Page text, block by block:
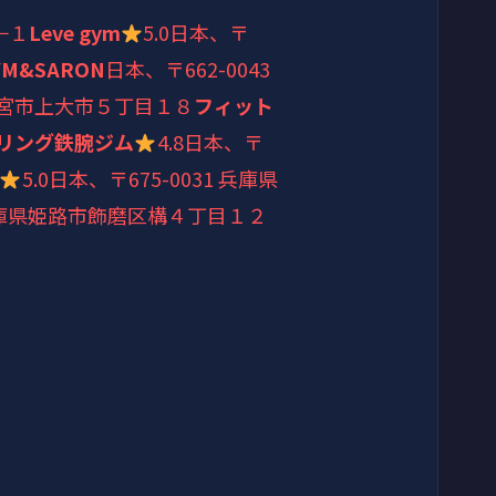
Leve gym 5.0日本、〒
日本、〒662-0043
市上大市５丁目１８ フィット
ング鉄腕ジム 4.8日本、〒
5.0日本、〒675-0031 兵庫県
姫路市飾磨区構４丁目１２